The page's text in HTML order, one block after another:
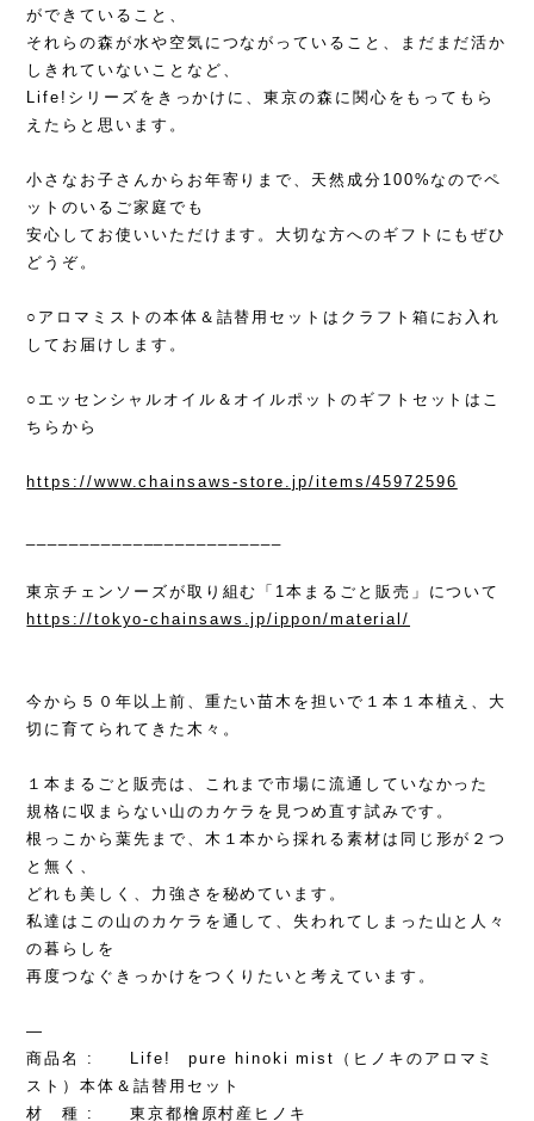
ができていること、
それらの森が水や空気につながっていること、まだまだ活か
しきれていないことなど、
Life!シリーズをきっかけに、東京の森に関心をもってもら
えたらと思います。
小さなお子さんからお年寄りまで、天然成分100%なのでペ
ットのいるご家庭でも
安心してお使いいただけます。大切な方へのギフトにもぜひ
どうぞ。
○アロマミストの本体＆詰替用セットはクラフト箱にお入れ
してお届けします。
○エッセンシャルオイル＆オイルポットのギフトセットはこ
ちらから
https://www.chainsaws-store.jp/items/45972596
東京チェンソーズが取り組む「1本まるごと販売」について
https://tokyo-chainsaws.jp/ippon/material/
今から５０年以上前、重たい苗木を担いで１本１本植え、大
切に育てられてきた木々。
１本まるごと販売は、これまで市場に流通していなかった
規格に収まらない山のカケラを見つめ直す試みです。
根っこから葉先まで、木１本から採れる素材は同じ形が２つ
と無く、
どれも美しく、力強さを秘めています。
私達はこの山のカケラを通して、失われてしまった山と人々
の暮らしを
再度つなぐきっかけをつくりたいと考えています。
—
商品名 : Life! pure hinoki mist（ヒノキのアロマミ
スト）本体＆詰替用セット
材 種 : 東京都檜原村産ヒノキ